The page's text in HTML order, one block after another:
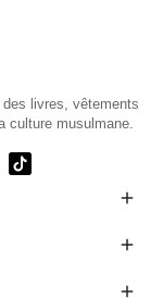
livres, vêtements
culture musulmane.


